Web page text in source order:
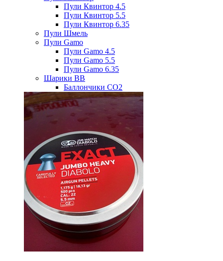
Пули Квинтор 4.5
Пули Квинтор 5.5
Пули Квинтор 6.35
Пули Шмель
Пули Gamo
Пули Gamo 4.5
Пули Gamo 5.5
Пули Gamo 6.35
Шарики BB
Баллончики CO2